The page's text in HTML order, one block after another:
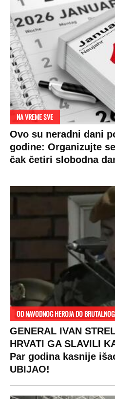
SPREMITE SE
Za posnu slavsku
izdvojiti ozbiljnu sumu
Politika
Hronika
Beograd
Zasadi drvo
Sudbine
SHOWBIZ
Rijaliti
Zvezde
Holivud
Kviz
LIFESTYLE
Život
Stil
Ljubav
SVET
Planeta
Globalno